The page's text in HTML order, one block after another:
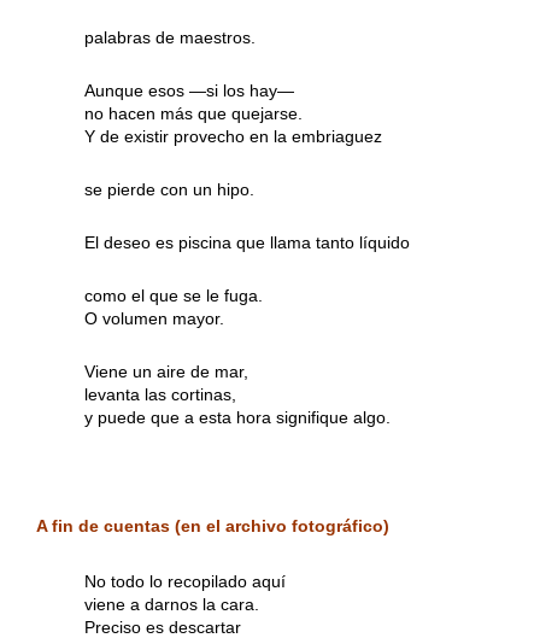
palabras de maestros.
Aunque esos —si los hay—
no hacen más que quejarse.
Y de existir provecho en la embriaguez
se pierde con un hipo.
El deseo es piscina que llama tanto líquido
como el que se le fuga.
O volumen mayor.
Viene un aire de mar,
levanta las cortinas,
y puede que a esta hora signifique algo.
A fin de cuentas (en el archivo fotográfico)
No todo lo recopilado aquí
viene a darnos la cara.
Preciso es descartar